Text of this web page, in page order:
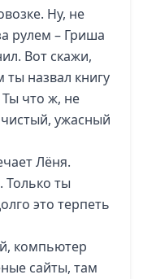
Ну, не
рулем – Гриша
Вот скажи,
назвал книгу
что ж, не
ужасный
Лёня.
Только ты
это терпеть
компьютер
сайты, там